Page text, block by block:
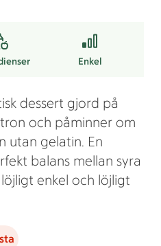
Enkel
dessert gjord på
och påminner om
utan gelatin. En
balans mellan syra
enkel och löjligt